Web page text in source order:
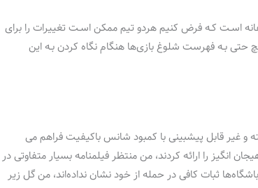
اسـت کـه فرض کنیم هردو تیم ممکن اسـت تغییرات را برای
حتی بـه فهرست شلوغ بازی‌ها هنگام نگاه کردن بـه این
و غیر قابل پیشبینی با کمبود شانس باکیفیت فراهم می
انگیز را ارائه کردند، من منتظر فیلمنامه بسیار متفاوتی در
ثبات کافی در حمله از خود نشان نداده‌اند، من گل زیر